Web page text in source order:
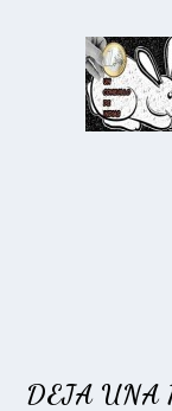
DEJA UNA